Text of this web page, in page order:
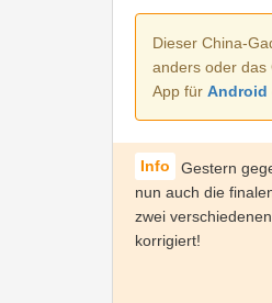
Dieser China-
anders oder das
App für Android
Gestern
nun auch die
zwei
korrigiert!